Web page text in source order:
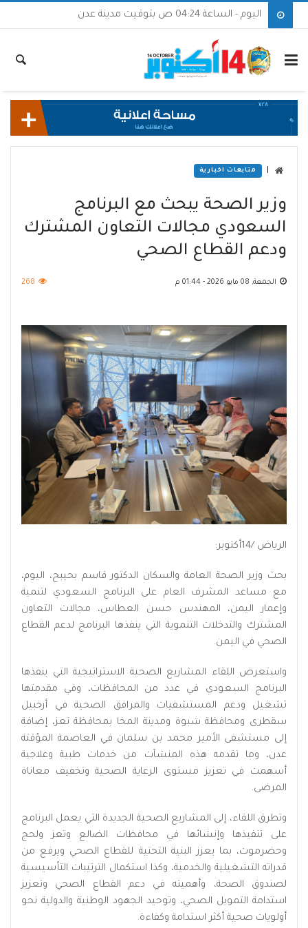
اليوم - الساعة 04:24 ص بتوقيت مدينة عدن
متابعات اخبارية
وزير الصحة يبحث مع البرنامج
السعودي مجالات التعاون المشترك
ودعم القطاع الصحي
الجمعة, 08 مايو 2026 - 01:44 م 268
الرياض /14أكتوبر:
بحث وزير الصحة العامة والسكان الدكتور قاسم بحيبح، اليوم،
مع مساعد المشرف العام على البرنامج السعودي لتنمية
وإعمار اليمن، المهندس حسن العطاس، مجالات التعاون
المشترك والتدخلات التنموية التي ينفذها البرنامج لدعم القطاع
الصحي في اليمن.
واستعرض اللقاء المشاريع الصحية الاستراتيجية التي ينفذها
البرنامج السعودي في عدد من المحافظات، وفي مقدمتها
تشغيل ودعم المستشفيات والمرافق الصحية في أرخبيل
سقطرى ومحافظة شبوة ومدينة المخا بمحافظة تعز، إضافة
إلى مستشفى الأمير محمد بن سلمان في العاصمة المؤقتة
عدن، وما تقدمه هذه المنشآت من خدمات طبية وعلاجية
أسهمت في تعزيز مستوى الرعاية الصحية وتخفيف معاناة
المرضى.
وتطرق اللقاء، إلى المشاريع الصحية الجديدة التي يعمل البرنامج
على تنفيذها وإنشائها في محافظات الضالع وتعز ولحج
وحضرموت، بما يعزز البنية التحتية للقطاع الصحي ويرفع من
قدراته التشغيلية والخدمية، وكذا استكمال الترتيبات التأسيسية
لصندوق الصحة، وأهميته في دعم القطاع الصحي وتعزيز
استدامة التمويل الصحي، وتوحيد الجهود الوطنية والدولية نحو
أولويات صحية أكثر استدامة وكفاءة.